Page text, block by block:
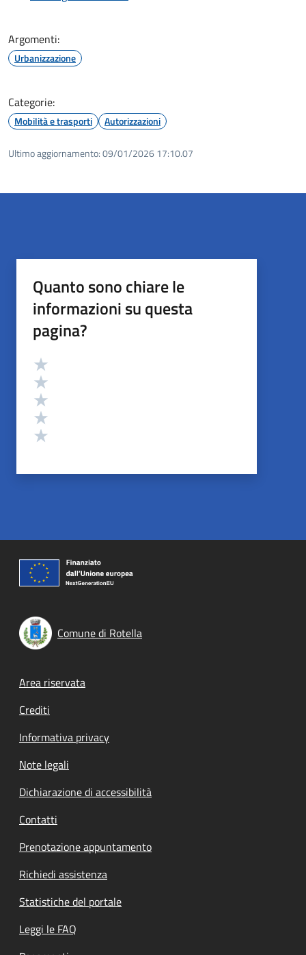
Argomenti:
Urbanizzazione
Categorie:
Mobilità e trasporti Autorizzazioni
Ultimo aggiornamento:09/01/2026 17:10.07
Quanto sono chiare le
informazioni su questa
pagina?
Valutazione
Comune di Rotella
Footer menu
Area riservata
Crediti
Informativa privacy
Note legali
Dichiarazione di accessibilità
Contatti
Prenotazione appuntamento
Richiedi assistenza
Statistiche del portale
Leggi le FAQ